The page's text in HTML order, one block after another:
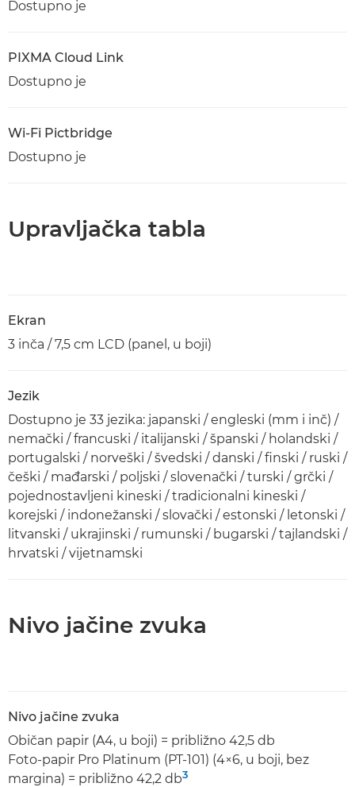
Dostupno je
PIXMA Cloud Link
Dostupno je
Wi-Fi Pictbridge
Dostupno je
Upravljačka tabla
Ekran
3 inča / 7,5 cm LCD (panel, u boji)
Jezik
Dostupno je 33 jezika: japanski / engleski (mm i inč) /
nemački / francuski / italijanski / španski / holandski /
portugalski / norveški / švedski / danski / finski / ruski /
češki / mađarski / poljski / slovenački / turski / grčki /
pojednostavljeni kineski / tradicionalni kineski /
korejski / indonežanski / slovački / estonski / letonski /
litvanski / ukrajinski / rumunski / bugarski / tajlandski /
hrvatski / vijetnamski
Nivo jačine zvuka
Nivo jačine zvuka
Običan papir (A4, u boji) = približno 42,5 db
Foto-papir Pro Platinum (PT-101) (4×6, u boji, bez
margina) = približno 42,2 db3